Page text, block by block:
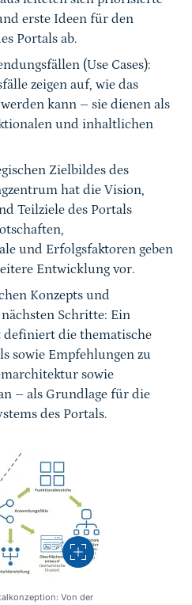
erste Ideen für den
Portals ab.
(Use Cases):
zeigen auf, wie das
kann – sie dienen als
und inhaltlichen
Zielbildes des
hat die Vision,
Teilziele des Portals
und Erfolgsfaktoren geben
Entwicklung vor.
Konzepts und
Schritte: Ein
die thematische
sowie Empfehlungen zu
sowie
– als Grundlage für die
des Portals.
Vergrößern
Von der